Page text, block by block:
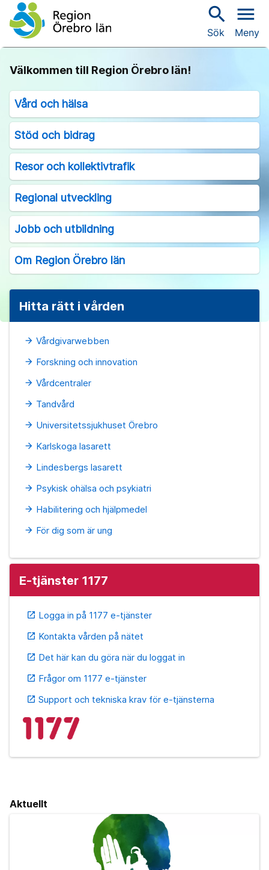
search
Sök
menu
Meny
Välkommen till Region Örebro län!
Vård och hälsa
Stöd och bidrag
Resor och kollektivtrafik
Regional utveckling
Jobb och utbildning
Om Region Örebro län
Hitta rätt i vården
arrow_forward Vårdgivarwebben
arrow_forward Forskning och innovation
arrow_forward Vårdcentraler
arrow_forward Tandvård
arrow_forward Universitetssjukhuset Örebro
arrow_forward Karlskoga lasarett
arrow_forward Lindesbergs lasarett
arrow_forward Psykisk ohälsa och psykiatri
arrow_forward Habilitering och hjälpmedel
arrow_forward För dig som är ung
E-tjänster 1177
open_in_new Logga in på 1177 e-tjänster
open_in_new Kontakta vården på nätet
open_in_new Det här kan du göra när du loggat in
open_in_new Frågor om 1177 e-tjänster
open_in_new Support och tekniska krav för e-tjänsterna
Aktuellt